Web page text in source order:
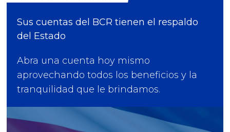
Sus cuentas del BCR tienen el respaldo
del Estado
Abra una cuenta hoy mismo
aprovechando todos los beneficios y la
tranquilidad que le brindamos.